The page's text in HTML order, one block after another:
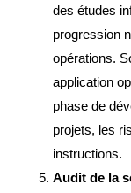
des études
progression
opérations.
application
phase de
projets, les
instructions.
Audit de la